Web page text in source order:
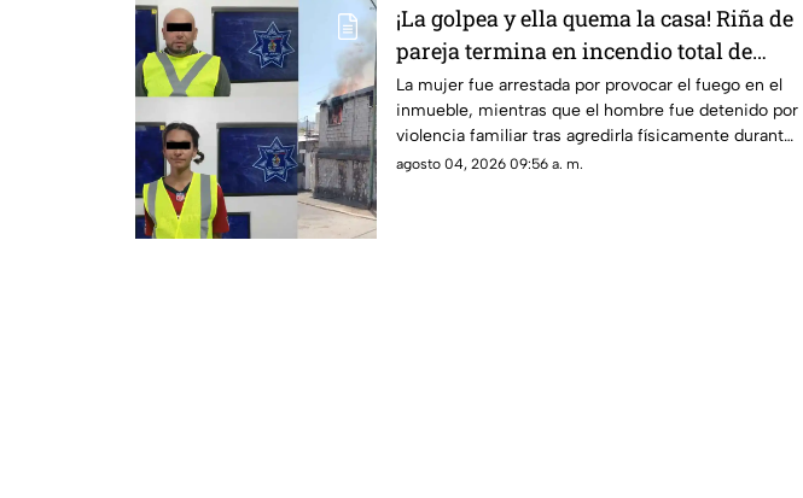
¡La golpea y ella quema la casa! Riña de
pareja termina en incendio total de
vivienda en Ciudad Juárez
La mujer fue arrestada por provocar el fuego en el
inmueble, mientras que el hombre fue detenido por
violencia familiar tras agredirla físicamente durante
una discusión.
agosto 04, 2026 09:56 a. m.